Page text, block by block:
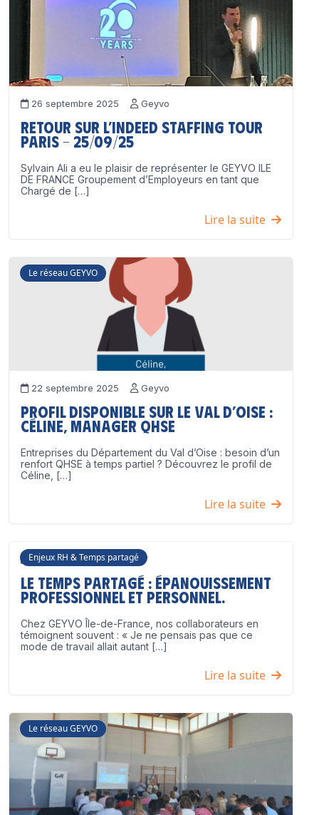
26 septembre 2025 Geyvo
Retour sur l’Indeed Staffing Tour
Paris – 25/09/25
Sylvain Ali a eu le plaisir de représenter le GEYVO ILE
DE FRANCE Groupement d’Employeurs en tant que
Chargé de […]
Lire la suite
Le réseau GEYVO
22 septembre 2025 Geyvo
Profil disponible sur le Val d’Oise :
Céline, Manager QHSE
Entreprises du Département du Val d’Oise : besoin d’un
renfort QHSE à temps partiel ? Découvrez le profil de
Céline, […]
Lire la suite
Enjeux RH & Temps partagé
17 juillet 2025 Geyvo
Le temps partagé : épanouissement
professionnel ET personnel.
Chez GEYVO Île-de-France, nos collaborateurs en
témoignent souvent : « Je ne pensais pas que ce
mode de travail allait autant […]
Lire la suite
Le réseau GEYVO